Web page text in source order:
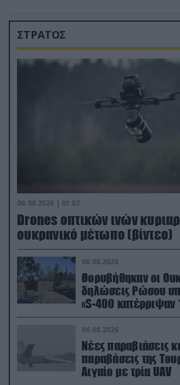
ΣΤΡΑΤΟΣ
06.08.2026 | 01:02
Drones οπτικών ινών
ουκρανικό μέτωπο (βίντεο)
06.08.2026
Θορυβήθηκαν οι
δηλώσεις Ρώσου
«S-400 κατέρριψαν
μόλις μια μέρα!»
06.08.2026
Νέες παραβιάσεις
παραβάσεις της
Αιγαίο με τρία UAV